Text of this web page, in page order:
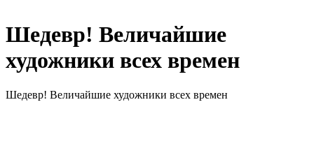
Шедевр! Величайшие
художники всех времен
Шедевр! Величайшие художники всех времен